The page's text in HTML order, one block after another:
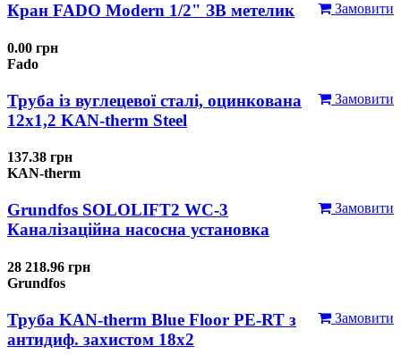
Замовити
Кран FADO Modern 1/2" ЗВ метелик
0.00 грн
Fado
Замовити
Труба із вуглецевої сталі, оцинкована
12x1,2 KAN-therm Steel
137.38 грн
KAN-therm
Замовити
Grundfos SOLOLIFT2 WC-3
Каналізаційна насосна установка
28 218.96 грн
Grundfos
Замовити
Труба KAN-therm Blue Floor PE-RT з
антидиф. захистом 18х2